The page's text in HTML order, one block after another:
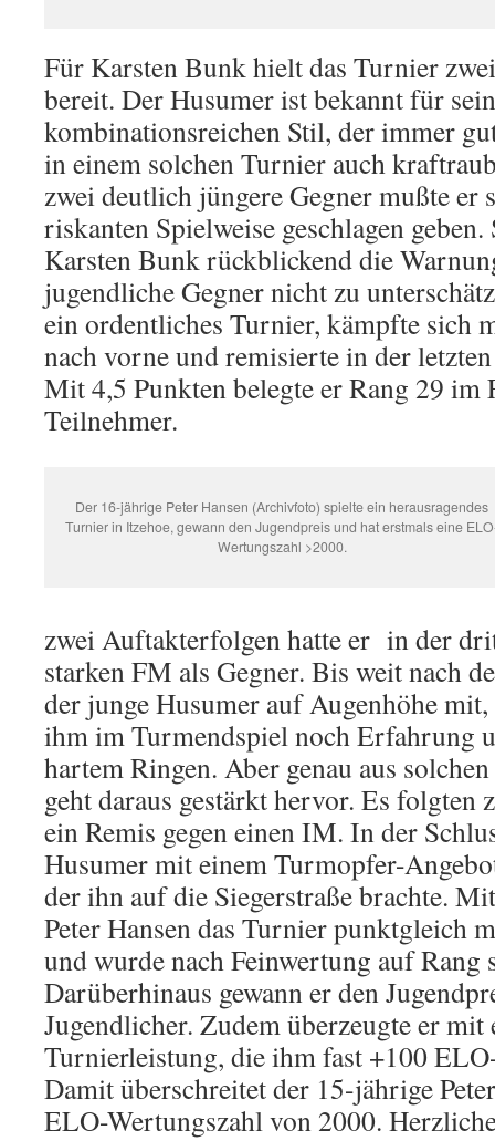
Für Karsten Bunk hielt das Turnier
bereit. Der Husumer ist bekannt für
kombinationsreichen Stil, der immer
in einem solchen Turnier auch
zwei deutlich jüngere Gegner mußte er
riskanten Spielweise geschlagen
Karsten Bunk rückblickend die
jugendliche Gegner nicht zu
ein ordentliches Turnier, kämpfte sich
nach vorne und remisierte in der
Mit 4,5 Punkten belegte er Rang 29 im
Teilnehmer.
Der 16-jährige Peter Hansen (Archivfoto) spielte ein herausragendes
Turnier in Itzehoe, gewann den Jugendpreis und hat erstmals eine
Wertungszahl >2000.
zwei Auftakterfolgen hatte er in der
starken FM als Gegner. Bis weit nach
der junge Husumer auf Augenhöhe
ihm im Turmendspiel noch Erfahrung
hartem Ringen. Aber genau aus
geht daraus gestärkt hervor. Es folgten
ein Remis gegen einen IM. In der
Husumer mit einem Turmopfer-
der ihn auf die Siegerstraße brachte.
Peter Hansen das Turnier punktgleich
und wurde nach Feinwertung auf Rang
Darüberhinaus gewann er den
Jugendlicher. Zudem überzeugte er
Turnierleistung, die ihm fast +100
Damit überschreitet der 15-jährige
ELO-Wertungszahl von 2000.